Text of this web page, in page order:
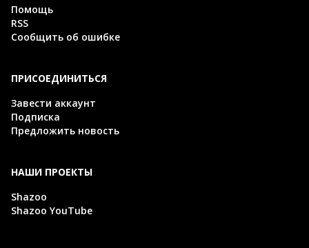
Помощь
RSS
Сообщить об ошибке
ПРИСОЕДИНИТЬСЯ
Завести аккаунт
Подписка
Предложить новость
НАШИ ПРОЕКТЫ
Shazoo
Shazoo YouTube